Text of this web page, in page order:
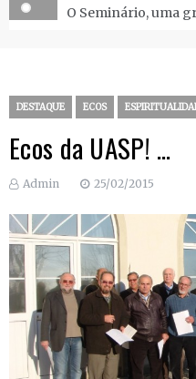
O Seminário, uma
DESTAQUE ECOS
Ecos da UASP! …
Admin 25/02/2015